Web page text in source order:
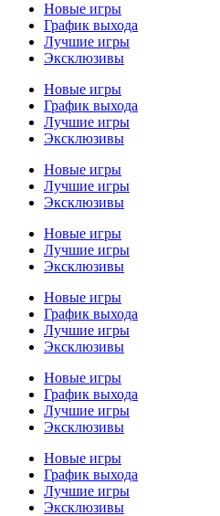
Новые игры
График выхода
Лучшие игры
Эксклюзивы
Новые игры
График выхода
Лучшие игры
Эксклюзивы
Новые игры
Лучшие игры
Эксклюзивы
Новые игры
Лучшие игры
Эксклюзивы
Новые игры
График выхода
Лучшие игры
Эксклюзивы
Новые игры
График выхода
Лучшие игры
Эксклюзивы
Новые игры
График выхода
Лучшие игры
Эксклюзивы